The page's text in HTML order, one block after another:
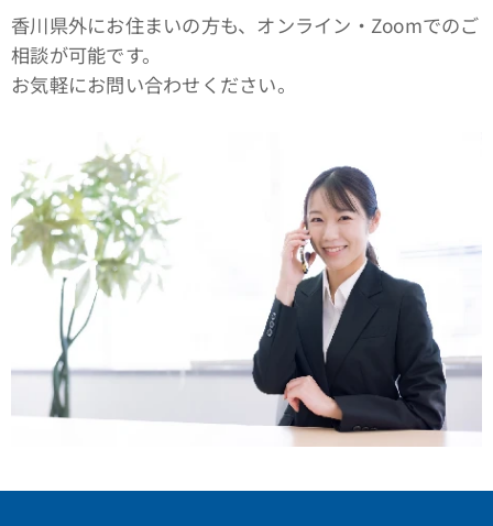
香川県外にお住まいの方も、オンライン・Zoomでのご
相談が可能です。
お気軽にお問い合わせください。